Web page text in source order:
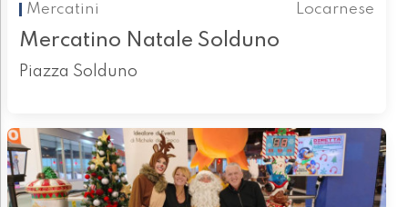
Mercatini
Locarnese
Mercatino Natale Solduno
Piazza Solduno